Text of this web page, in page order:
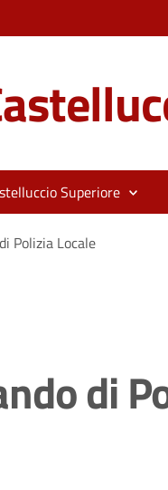
Superiore
Polizia Locale
di